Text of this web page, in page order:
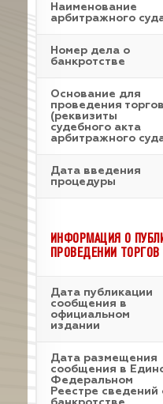
Наименование
арбитражного
Номер дела о
банкротстве
Основание для
проведения торгов
(реквизиты
судебного акта
арбитражного
Дата введения
процедуры
ИНФОРМАЦИЯ О
ПРОВЕДЕНИИ ТОРГОВ
Дата публикации
сообщения в
официальном
издании
Дата размещения
сообщения в
Федеральном
Реестре сведений